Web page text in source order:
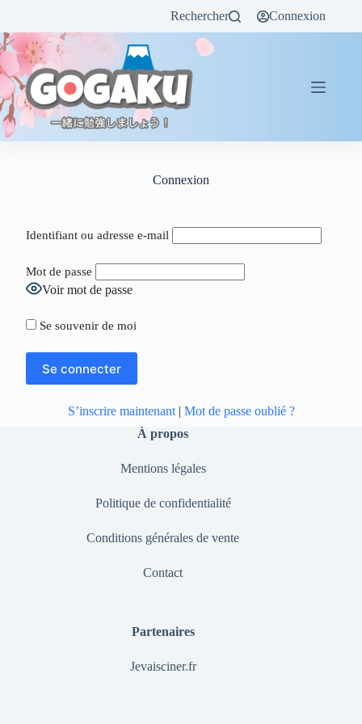
Rechercher Connexion
Connexion
Identifiant ou adresse e-mail
Mot de passe
Voir mot de passe
Se souvenir de moi
S’inscrire maintenant| Mot de passe oublié ?
À propos
Mentions légales
Politique de confidentialité
Conditions générales de vente
Contact
Partenaires
Jevaisciner.fr